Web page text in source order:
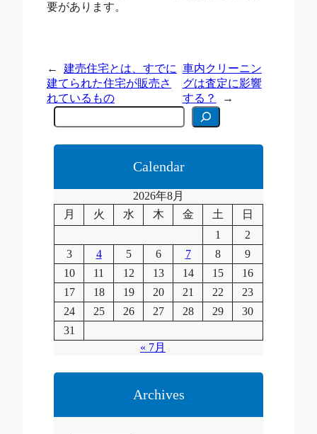
要があります。
←
建売住宅とは、すでに
建てられた住宅が販売さ
れているもの
車内クリーニン
グは査定に影響
する？
→
C
e
c
Calendar
2026年8月
月
火 水 木 金 土
日
1
2
3
4 5 6 7 8
9
10
11 12 13 14 15
16
17
18 19 20 21 22
23
24
25 26 27 28 29
30
31
« 7月
Archives